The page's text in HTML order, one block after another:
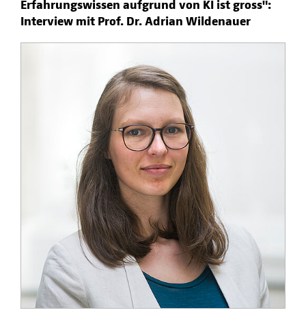
Erfahrungswissen aufgrund von KI ist gross":
Interview mit Prof. Dr. Adrian Wildenauer